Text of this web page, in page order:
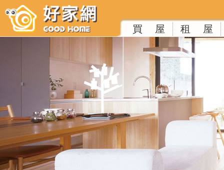
買 屋 租 屋